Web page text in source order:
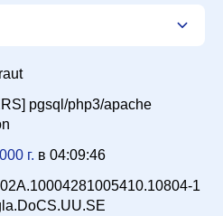
pgsql/php3/apache
г. в 04:09:46
1